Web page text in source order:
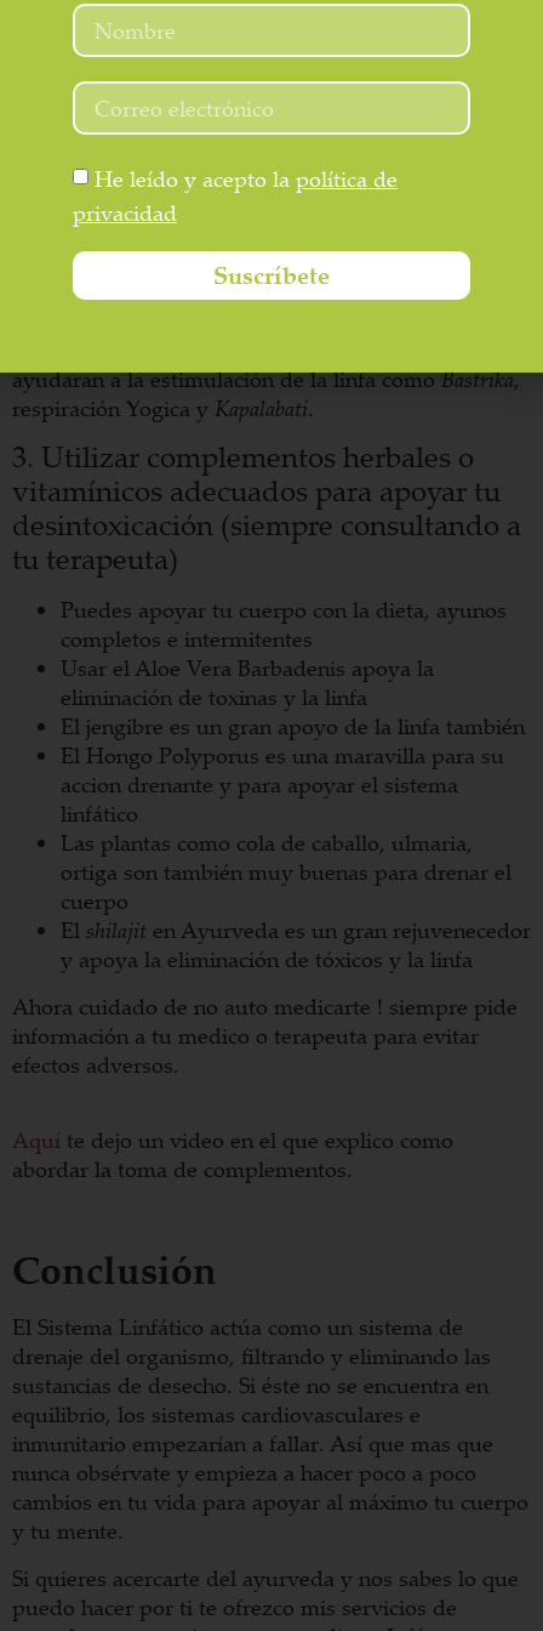
estimulan la linfa.
También con el uso decepillos para la pielyguantes de
puedes activar la linfa en tu día dia en casa.
Kriyas como saludos al sol-luna ayudaran gracias a
su movimiento la desintoxicación del cuerpo. Las
Shatkarma o las 6 desintoxicaciones en yoga ayudan
en sus técnicas a llevar a cabo un cuerpo saludable
(este tema será por otro artículo en mi blog)
ayudaran a la estimulación de la linfa comoBastrika,
respiración Yogica y Kapalabati.
3. Utilizar complementos herbales o
vitamínicos adecuados para apoyar tu
desintoxicación (siempre consultando a
tu terapeuta)
Puedes apoyar tu cuerpo con la dieta, ayunos
completos e intermitentes
Usar el Aloe Vera Barbadenis apoya la
eliminación de toxinas y la linfa
El jengibre es un gran apoyo de la linfa también
El Hongo Polyporus es una maravilla para su
accion drenante y para apoyar el sistema
linfático
Las plantas como cola de caballo, ulmaria,
ortiga son también muy buenas para drenar el
cuerpo
El shilajit en Ayurveda es un gran rejuvenecedor
y apoya la eliminación de tóxicos y la linfa
Ahora cuidado de no auto medicarte ! siempre pide
información a tu medico o terapeuta para evitar
efectos adversos.
Aquí te dejo un video en el que explico como
abordar la toma de complementos.
Conclusión
El Sistema Linfático actúa como un sistema de
drenaje del organismo, filtrando y eliminando las
sustancias de desecho. Si éste no se encuentra en
equilibrio, los sistemas cardiovasculares e
inmunitario empezarían a fallar. Así que mas que
nunca obsérvate y empieza a hacer poco a poco
cambios en tu vida para apoyar al máximo tu cuerpo
y tu mente.
Si quieres acercarte del ayurveda y nos sabes lo que
puedo hacer por ti te ofrezco mis servicios de
He leído y acepto la política de
privacidad
Suscríbete